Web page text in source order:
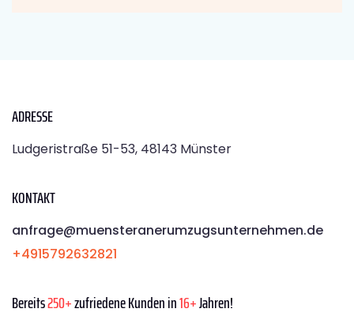
ADRESSE
Ludgeristraße 51-53, 48143 Münster
KONTAKT
anfrage@muensteranerumzugsunternehmen.de
+4915792632821
Bereits250+zufriedene Kunden in16+Jahren!